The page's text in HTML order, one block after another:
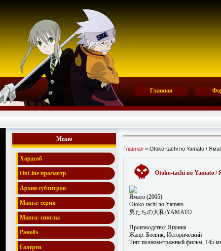
Главная
Меню
Хардсаб
OnLine просмотр
Архив субтитров
Манга: серии
Манга: синглы
Ранобэ
Галерея
Главная » Otoko-tachi no Yamato /
Otoko-tachi no Yamato /
Ямато (2005)
Otoko-tachi no Yamato
男たちの大和/YAMATO
Производство: Япония
Жанр: Боевик, Исторический
Тип: полнометражный фильм, 145